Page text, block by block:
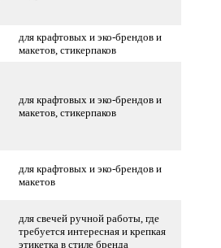
для крафтовых и эко-брендов и
макетов, стикерпаков
для крафтовых и эко-брендов и
макетов, стикерпаков
для крафтовых и эко-брендов и
макетов
для свечей ручной работы, где
требуется интересная и крепкая
этикетка в стиле бренда